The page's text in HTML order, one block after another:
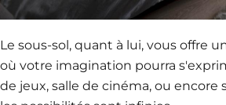
Le sous-sol, quant à lui, vous offre
où votre imagination pourra
de jeux, salle de cinéma, ou encore